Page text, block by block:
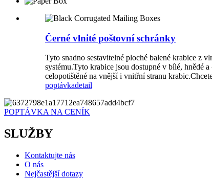
Černé vlnité poštovní schránky
Tyto snadno sestavitelné ploché balené krabice z
systému.Tyto krabice jsou dostupné v bílé, hnědé
celopotištěné na vnější i vnitřní stranu
poptávkadetail
POPTÁVKA NA CENÍK
SLUŽBY
Kontaktujte nás
O nás
Nejčastější dotazy